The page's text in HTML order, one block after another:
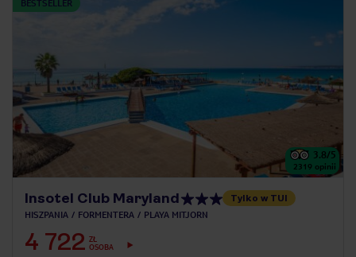
BESTSELLER
3.8/5
2319 opinii
Insotel Club Maryland Tylko w TUI
HISZPANIA FORMENTERA PLAYA MITJORN
4 722 ZŁ
OSOBA